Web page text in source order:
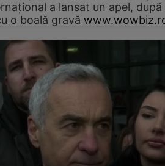
a lansat un apel, după
o boală gravă